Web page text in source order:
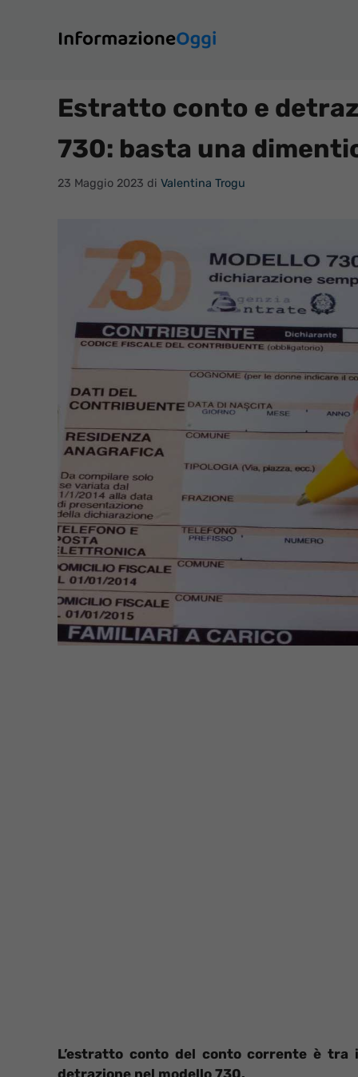
contenuto
Estratto conto e
730: basta una
23 Maggio 2023 di Valentina Trogu
L’estratto conto del conto corrente è tra
detrazione nel modello 730.